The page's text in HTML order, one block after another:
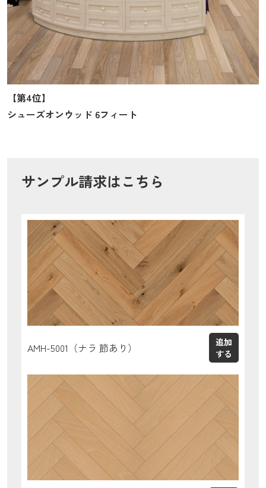
【第4位】
シューズオンウッド 6フィート
サンプル請求はこちら
AMH-5001（ナラ 節あり）